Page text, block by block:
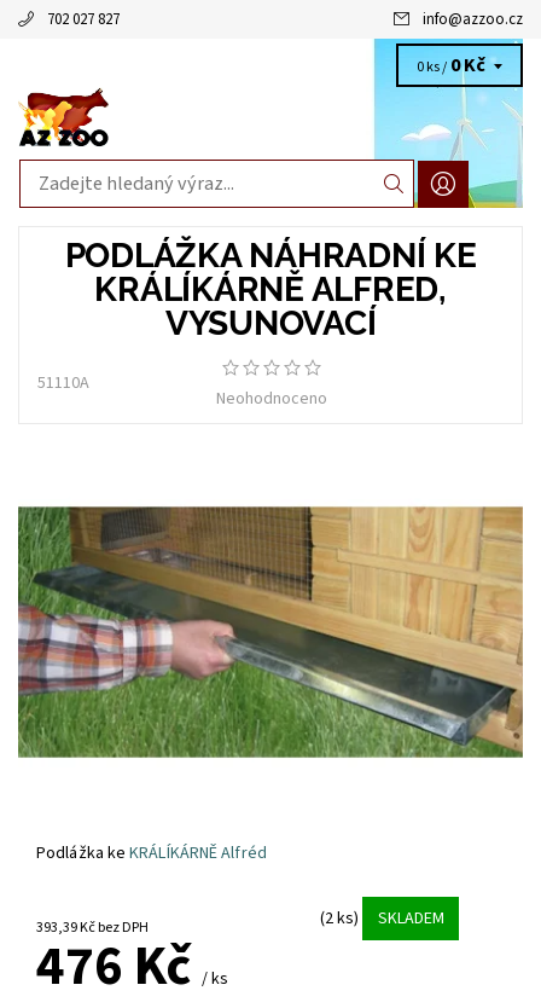
702 027 827 info@azzoo.cz
0 ks / 0 Kč
PODLÁŽKA NÁHRADNÍ KE
KRÁLÍKÁRNĚ ALFRED,
VYSUNOVACÍ
51110A
Neohodnoceno
Podlážka keKRÁLÍKÁRNĚ Alfréd
393,39 Kč bez DPH (2 ks) SKLADEM
476 Kč / ks